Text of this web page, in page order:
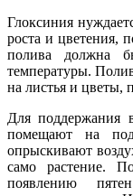
Глоксиния
роста и цветения,
полива должна
температуры.
на листья и цветы,
Для поддержания
помещают на
опрыскивают
само растение.
появлению